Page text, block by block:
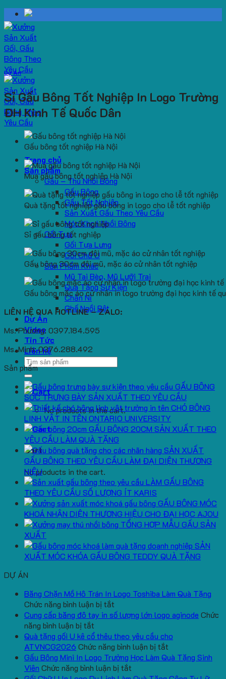
Skip
to
content
Trang chủ
Sản phẩm
Gấu – Thú Nhồi Bông
Gấu Bông
Gấu Tốt Nghiệp
Sản Xuất Gấu Theo Yêu Cầu
Móc Khoá Nhồi Bông
Gối Tựa
Gối Tựa Lưng
Gối Chữ U
Sản Phẩm Khác
Mũ Tai Bèo, Mũ Lưỡi Trai
Quà Tặng Sự Kiện
Chăn Nỉ
Ghế Ngồi Bệt
Dự Án
Video
Tin Tức
Liên hệ
Search
for:
No products in the cart.
Cart
No products in the cart.
Dự Án
Sỉ Gấu Bông Tốt Nghiệp In Logo Trường
ĐH Kinh Tế Quốc Dân
Gấu bông tốt nghiệp Hà Nội
Mua gấu bông tốt nghiệp Hà Nội
Quà tặng tốt nghiệp gấu bông in logo cho lễ tốt nghiệp
Sỉ gấu bông tốt nghiệp
Gấu bông 30cm đội mũ, mặc áo cử nhân tốt nghiệp
Gấu bông mặc áo cử nhân in logo trường đại học kinh tế
LIÊN HỆ QUA HOTLINE – ZALO:
Ms. Phương: 0397.184.595
Ms. Minh: 0376.288.492
Sản phẩm
GẤU BÔNG
SÓC TRƯNG BÀY SẢN XUẤT THEO YÊU CẦU
CHÓ BÔNG
LINH VẬT IN TÊN ONTARIO UNIVERSITY
GẤU BÔNG 20CM SẢN XUẤT THEO
YÊU CẦU LÀM QUÀ TẶNG
SẢN XUẤT
GẤU BÔNG THEO YÊU CẦU LÀM ĐẠI DIỆN THƯƠNG
HIỆU
LÀM GẤU BÔNG
THEO YÊU CẦU SỐ LƯỢNG ÍT KARIS
GẤU BÔNG MÓC
KHOÁ NHẬN DIỆN THƯƠNG HIỆU CHO ĐẠI HỌC AJOU
TỔNG HỢP MẪU GẤU SẢN
XUẤT
SẢN
XUẤT MÓC KHÓA GẤU BÔNG TEDDY QUÀ TẶNG
DỰ ÁN
Băng Chặn Mồ Hô Trán In Logo Toshiba Làm Quà Tặng
Chức năng bình luận bị tắt
Băng
Mồ
Hô
Trán
In
Cung cấp băng đô tay in số lượng lớn logo aginode Chức
năng bình luận bị tắt
Cung
cấp
băng
đô
Quà tặng gối U kê cổ thêu theo yêu cầu cho
ATVNCG2026 Chức năng bình luận bị tắt
Quà
Gấu Bông Mini In Logo Trường Học Làm Quà Tặng Sinh
Viên Chức năng bình luận bị tắt